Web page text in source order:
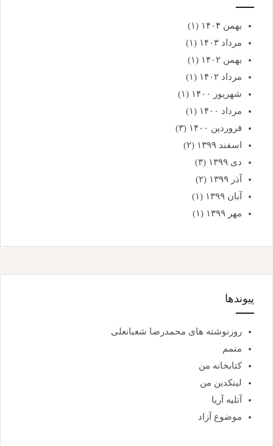
بهمن ۱۴۰۴
(۱)
مرداد ۱۴۰۳
(۱)
بهمن ۱۴۰۲
(۱)
مرداد ۱۴۰۲
(۱)
شهریور ۱۴۰۰
(۱)
مرداد ۱۴۰۰
(۱)
فروردین ۱۴۰۰
(۳)
اسفند ۱۳۹۹
(۲)
دی ۱۳۹۹
(۳)
آذر ۱۳۹۹
(۲)
آبان ۱۳۹۹
(۱)
مهر ۱۳۹۹
(۱)
پیوندها
روزنوشته های محمدرضا شعبانعلی
متمم
کتابخانه من
لینکدین من
آتلیه آریا
موضوع آزاد